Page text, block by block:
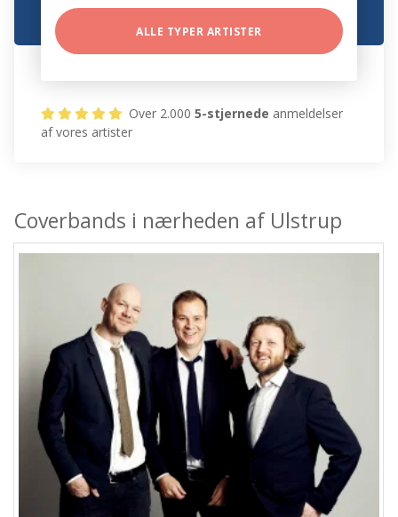
ALLE TYPER ARTISTER
Over 2.0005-stjernede anmeldelser
af vores artister
Coverbands i nærheden af Ulstrup